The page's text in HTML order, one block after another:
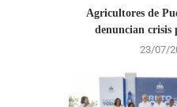
Agricultores de
denuncian crisis
23/07/